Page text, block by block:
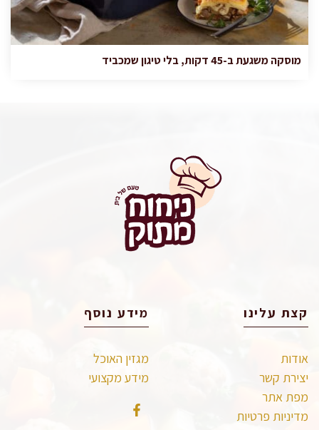
מוסקה משגעת ב-45 דקות, בלי טיגון שמכביד
קצת עלינו
אודות
יצירת קשר
מפת אתר
מדיניות פרטיות
מידע נוסף
מגזין האוכל
מידע מקצועי